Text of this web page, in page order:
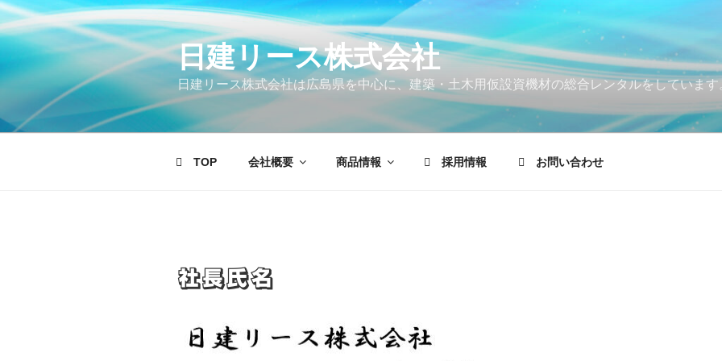
コ
ン
テ
ツ
ス
日建リース株式会社
日建リース株式会社は広島県を中心に、建築・土木用仮設資機材の総合レンタルをしています
TOP 会社概要 商品情報 採用情報 お問い合わせ
社長氏名